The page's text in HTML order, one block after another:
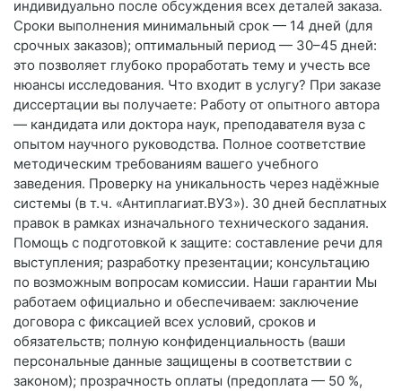
индивидуально после обсуждения всех деталей заказа.
Сроки выполнения минимальный срок — 14 дней (для
срочных заказов); оптимальный период — 30–45 дней:
это позволяет глубоко проработать тему и учесть все
нюансы исследования. Что входит в услугу? При заказе
диссертации вы получаете: Работу от опытного автора
— кандидата или доктора наук, преподавателя вуза с
опытом научного руководства. Полное соответствие
методическим требованиям вашего учебного
заведения. Проверку на уникальность через надёжные
системы (в т. ч. «Антиплагиат.ВУЗ»). 30 дней бесплатных
правок в рамках изначального технического задания.
Помощь с подготовкой к защите: составление речи для
выступления; разработку презентации; консультацию
по возможным вопросам комиссии. Наши гарантии Мы
работаем официально и обеспечиваем: заключение
договора с фиксацией всех условий, сроков и
обязательств; полную конфиденциальность (ваши
персональные данные защищены в соответствии с
законом); прозрачность оплаты (предоплата — 50 %,